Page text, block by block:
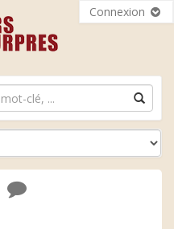
Connexion